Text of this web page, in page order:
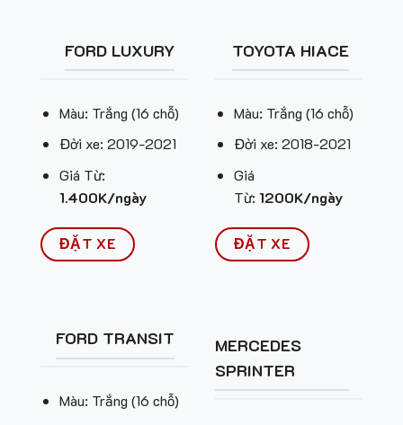
FORD LUXURY
Màu: Trắng (16 chỗ)
Đời xe: 2019-2021
Giá Từ:
1.400K/ngày
ĐẶT XE
TOYOTA HIACE
Màu: Trắng (16 chỗ)
Đời xe: 2018-2021
Giá
Từ: 1200K/ngày
ĐẶT XE
FORD TRANSIT
Màu: Trắng (16 chỗ)
MERCEDES
SPRINTER